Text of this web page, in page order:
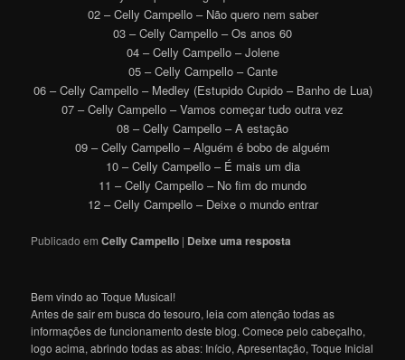
02 – Celly Campello – Não quero nem saber
03 – Celly Campello – Os anos 60
04 – Celly Campello – Jolene
05 – Celly Campello – Cante
06 – Celly Campello – Medley (Estupido Cupido – Banho de Lua)
07 – Celly Campello – Vamos começar tudo outra vez
08 – Celly Campello – A estação
09 – Celly Campello – Alguém é bobo de alguém
10 – Celly Campello – É mais um dia
11 – Celly Campello – No fim do mundo
12 – Celly Campello – Deixe o mundo entrar
Publicado em Celly Campello | Deixe uma resposta
Bem vindo ao Toque Musical!
Antes de sair em busca do tesouro, leia com atenção todas as
informações de funcionamento deste blog. Comece pelo cabeçalho,
logo acima, abrindo todas as abas: Início, Apresentação, Toque Inicial